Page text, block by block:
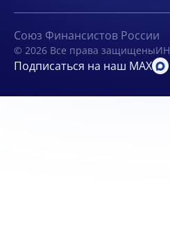
Союз Финансистов России
© 2026 Все права защищены
Подписаться на наш MAX